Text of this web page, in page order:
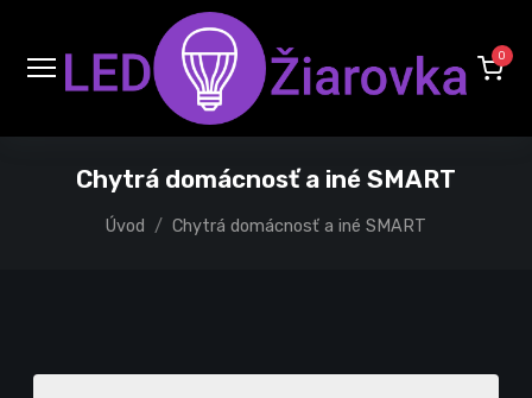
0
Chytrá domácnosť a iné SMART
Úvod Chytrá domácnosť a iné SMART